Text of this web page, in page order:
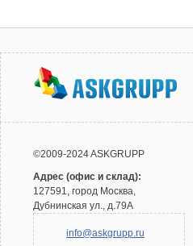
©2009-2024 ASKGRUPP
Адрес (офис и склад):
127591, город Москва,
Дубнинская ул., д.79А
info@askgrupp.ru